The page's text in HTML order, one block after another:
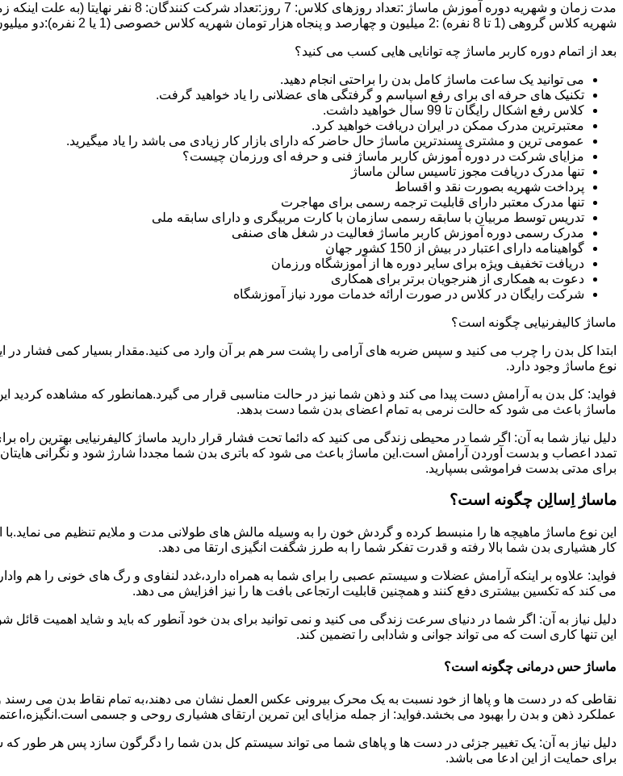
شهریه کلاس گروهی (1 تا 8 نفره) :2 میلیون و چهارصد و پنجاه هزار تومان شهریه کلاس خصوصی (1 یا 2 نفره):دو میلیون و نهصد و پنجاه هزار تومان تخفیف ثبت نام آنلاین :500 هزار تومان
بعد از اتمام دوره کاربر ماساژ چه توانایی هایی کسب می کنید؟
می توانید یک ساعت ماساژ کامل بدن را براحتی انجام دهید.
تکنیک های حرفه ای برای رفع اسپاسم و گرفتگی های عضلانی را یاد خواهید گرفت.
کلاس رفع اشکال رایگان تا 99 سال خواهید داشت.
معتبرترین مدرک ممکن در ایران دریافت خواهید کرد.
عمومی ترین و مشتری پسندترین ماساژ حال حاضر که دارای بازار کار زیادی می باشد را یاد میگیرید.
مزایای شرکت در دوره آموزش کاربر ماساژ فنی و حرفه ای ورزمان چیست؟
تنها مدرک دریافت مجوز تاسیس سالن ماساژ
پرداخت شهریه بصورت نقد و اقساط
تنها مدرک معتبر دارای قابلیت ترجمه رسمی برای مهاجرت
تدریس توسط مربیان با سابقه رسمی سازمان با کارت مربیگری و دارای سابقه ملی
مدرک رسمی دوره آموزش کاربر ماساژ فعالیت در شغل های صنفی
گواهینامه دارای اعتبار در بیش از 150 کشور جهان
دریافت تخفیف ویژه برای سایر دوره ها از آموزشگاه ورزمان
دعوت به همکاری از هنرجویان برتر برای همکاری
شرکت رایگان در کلاس در صورت ارائه خدمات مورد نیاز آموزشگاه
ماساژ کالیفرنیایی چگونه است؟
ابتدا کل بدن را چرب می کنید و سپس ضربه های آرامی را پشت سر هم بر آن وارد می کنید.مقدار بسیار کمی فشار در
نوع ماساژ وجود دارد.
فواید: کل بدن به آرامش دست پیدا می کند و ذهن شما نیز در حالت مناسبی قرار می گیرد.همانطور که مشاهده کردید
ماساژ باعث می شود که حالت نرمی به تمام اعضای بدن شما دست بدهد.
دلیل نیاز شما به آن: اگر شما در محیطی زندگی می کنید که دائما تحت فشار قرار دارید ماساژ کالیفرنیایی بهترین راه
تمدد اعصاب و بدست آوردن آرامش است.این ماساژ باعث می شود که باتری بدن شما مجددا شارژ شود و نگرانی هایتان
برای مدتی بدست فراموشی بسپارید.
ماساژ اِسالِن چگونه است؟
این نوع ماساژ ماهیچه ها را منبسط کرده و گردش خون را به وسیله مالش های طولانی مدت و ملایم تنظیم می نماید.با
کار هشیاری بدن شما بالا رفته و قدرت تفکر شما را به طرز شگفت انگیزی ارتقا می دهد.
فواید: علاوه بر اینکه آرامش عضلات و سیستم عصبی را برای شما به همراه دارد،غدد لنفاوی و رگ های خونی را هم وادار
می کند که تکسین بیشتری دفع کنند و همچنین قابلیت ارتجاعی بافت ها را نیز افزایش می دهد.
دلیل نیاز به آن: اگر شما در دنیای سرعت زندگی می کنید و نمی توانید برای بدن خود آنطور که باید و شاید اهمیت قائل
این تنها کاری است که می تواند جوانی و شادابی را تضمین کند.
ماساژ حس درمانی چگونه است؟
نقاطی که در دست ها و پاها از خود نسبت به یک محرک بیرونی عکس العمل نشان می دهند،به تمام نقاط بدن می
عملکرد ذهن و بدن را بهبود می بخشد.فواید: از جمله مزایای این تمرین ارتقای هشیاری روحی و جسمی
دلیل نیاز به آن: یک تغییر جزئی در دست ها و پاهای شما می تواند سیستم کل بدن شما را دگرگون سازد پس هر طور که
برای حمایت از این ادعا می باشد.